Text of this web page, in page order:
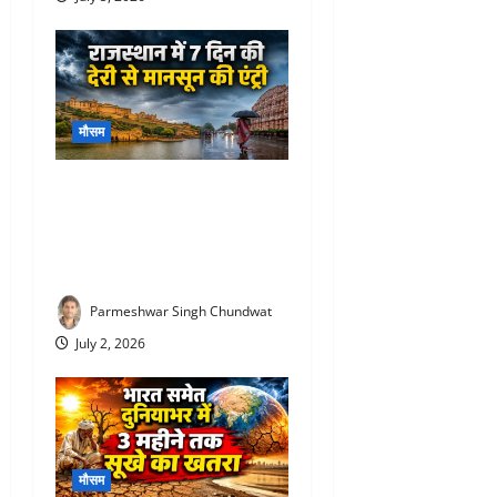
मौसम
Parmeshwar Singh Chundwat
July 2, 2026
मौसम